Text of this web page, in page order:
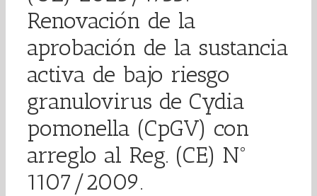
Renovación de la
aprobación de la sustancia
activa de bajo riesgo
granulovirus de Cydia
pomonella (CpGV) con
arreglo al Reg. (CE) Nº
1107/2009.